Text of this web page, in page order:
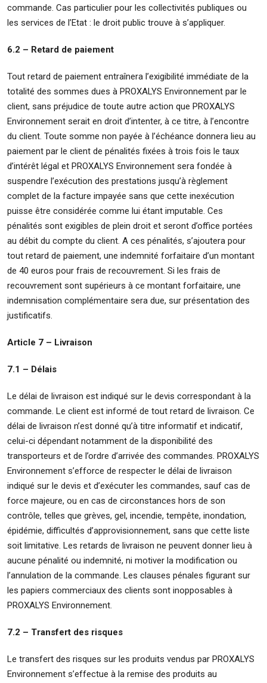
commande. Cas particulier pour les collectivités publiques ou
les services de l’Etat : le droit public trouve à s’appliquer.
6.2 – Retard de paiement
Tout retard de paiement entraînera l’exigibilité immédiate de la
totalité des sommes dues à PROXALYS Environnement par le
client, sans préjudice de toute autre action que PROXALYS
Environnement serait en droit d’intenter, à ce titre, à l’encontre
du client. Toute somme non payée à l’échéance donnera lieu au
paiement par le client de pénalités fixées à trois fois le taux
d’intérêt légal et PROXALYS Environnement sera fondée à
suspendre l’exécution des prestations jusqu’à règlement
complet de la facture impayée sans que cette inexécution
puisse être considérée comme lui étant imputable. Ces
pénalités sont exigibles de plein droit et seront d’office portées
au débit du compte du client. A ces pénalités, s’ajoutera pour
tout retard de paiement, une indemnité forfaitaire d’un montant
de 40 euros pour frais de recouvrement. Si les frais de
recouvrement sont supérieurs à ce montant forfaitaire, une
indemnisation complémentaire sera due, sur présentation des
justificatifs.
Article 7 – Livraison
7.1 – Délais
Le délai de livraison est indiqué sur le devis correspondant à la
commande. Le client est informé de tout retard de livraison. Ce
délai de livraison n’est donné qu’à titre informatif et indicatif,
celui-ci dépendant notamment de la disponibilité des
transporteurs et de l’ordre d’arrivée des commandes. PROXALYS
Environnement s’efforce de respecter le délai de livraison
indiqué sur le devis et d’exécuter les commandes, sauf cas de
force majeure, ou en cas de circonstances hors de son
contrôle, telles que grèves, gel, incendie, tempête, inondation,
épidémie, difficultés d’approvisionnement, sans que cette liste
soit limitative. Les retards de livraison ne peuvent donner lieu à
aucune pénalité ou indemnité, ni motiver la modification ou
l’annulation de la commande. Les clauses pénales figurant sur
les papiers commerciaux des clients sont inopposables à
PROXALYS Environnement.
7.2 – Transfert des risques
Le transfert des risques sur les produits vendus par PROXALYS
Environnement s’effectue à la remise des produits au